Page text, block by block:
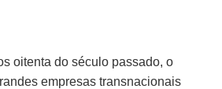
oitenta do século passado, o
empresas transnacionais